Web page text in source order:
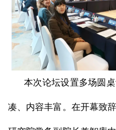
本次论坛设置多场圆
凑、内容丰富。在开幕致